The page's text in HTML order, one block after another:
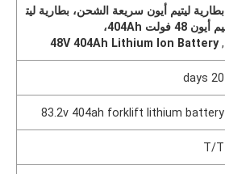
بطارية ليتيم أيون سريعة الشحن، بطارية ليت
يم أيون 48 فولت 404Ah،
,
48V 404Ah Lithium Ion Battery
20 days
83.2v 404ah forklift lithium battery
T/T